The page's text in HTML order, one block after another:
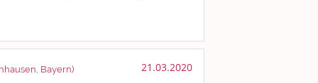
Bayern) 21.03.2020